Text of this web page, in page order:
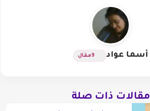
أسما عواد 9مقال
مقالات ذات صلة